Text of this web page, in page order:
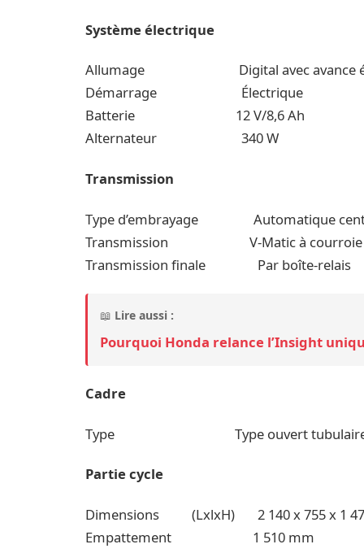
Système électrique
Allumage Digital avec
Démarrage Électrique
Batterie 12 V/8,6 Ah
Alternateur 340 W
Transmission
Type d’embrayage Automatique
Transmission V-Matic à
Transmission finale Par boîte-relais
📖 Lire aussi :
Pourquoi Honda relance l’Insight
Cadre
Type Type ouvert tubulaire
Partie cycle
Dimensions (LxlxH) 2 140 x 755 x 1
Empattement 1 510 mm